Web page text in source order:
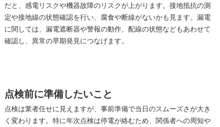
だと、感電リスクや機器故障のリスクが上がります。接地抵抗の測
定や接地線の状態確認を行い、腐食や断線がないかも見ます。漏電
に関しては、漏電遮断器や警報の動作、配線の状態などもあわせて
確認し、異常の早期発見につなげます。
点検前に準備したいこと
点検は業者任せに見えますが、事前準備で当日のスムーズさが大き
く変わります。特に年次点検は停電が絡むため、関係者への周知や